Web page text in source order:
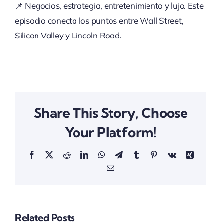
📌 Negocios, estrategia, entretenimiento y lujo. Este
episodio conecta los puntos entre Wall Street,
Silicon Valley y Lincoln Road.
Share This Story, Choose
Your Platform!
Facebook
X RedditLinkedInWhatsApp
TelegramTumblrPinterestVk
Xing
Email
Related Posts